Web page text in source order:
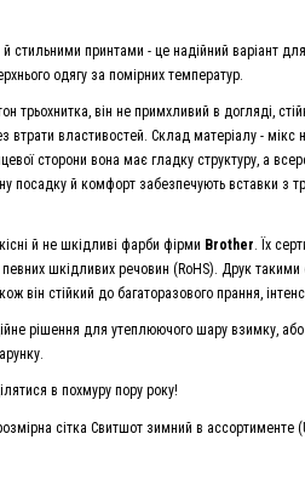
стильними принтами - це надійний варіант
одягу за помірних температур.
трьохнитка, він не примхливий в догляді,
властивостей. Склад матеріалу - мікс
сторони вона має гладку структуру, а
посадку й комфорт забезпечують вставки з
й не шкідливі фарби фірми Brother. Їх
шкідливих речовин (RoHS). Друк
він стійкий до багаторазового прання,
рішення для утеплюючого шару взимку, або
в похмуру пору року!